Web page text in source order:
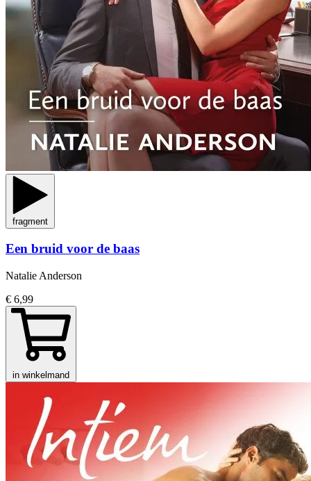
fragment
Een bruid voor de baas
Natalie Anderson
€ 6,99
in winkelmand